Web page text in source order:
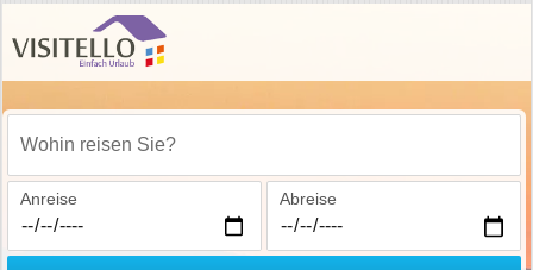
Wohin reisen Sie?
Anreise Abreise